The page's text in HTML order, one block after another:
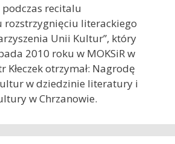
recitalu
rozstrzygnięciu literackiego
Unii Kultur”, który
2010 roku w MOKSiR w
Kłeczek otrzymał: Nagrodę
w dziedzinie literatury i
w Chrzanowie.